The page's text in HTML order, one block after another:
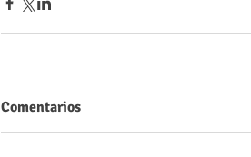
Comentarios